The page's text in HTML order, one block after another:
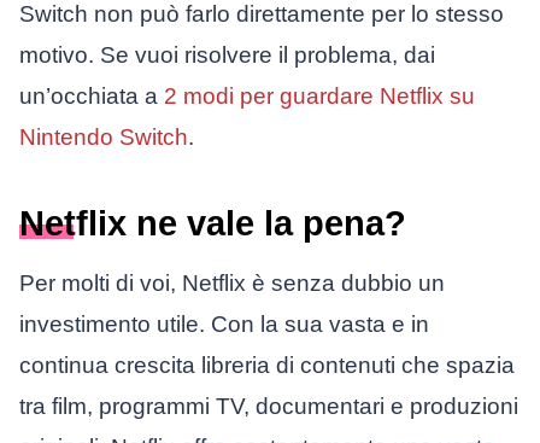
Switch non può farlo direttamente per lo stesso
motivo. Se vuoi risolvere il problema, dai
un’occhiata a 2 modi per guardare Netflix su
Nintendo Switch.
Netflix ne vale la pena?
Per molti di voi, Netflix è senza dubbio un
investimento utile. Con la sua vasta e in
continua crescita libreria di contenuti che spazia
tra film, programmi TV, documentari e produzioni